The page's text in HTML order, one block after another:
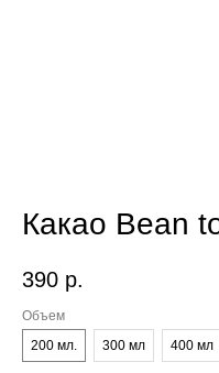
Какао Bean
390 р.
Объем
200 мл.
300 мл 400 мл